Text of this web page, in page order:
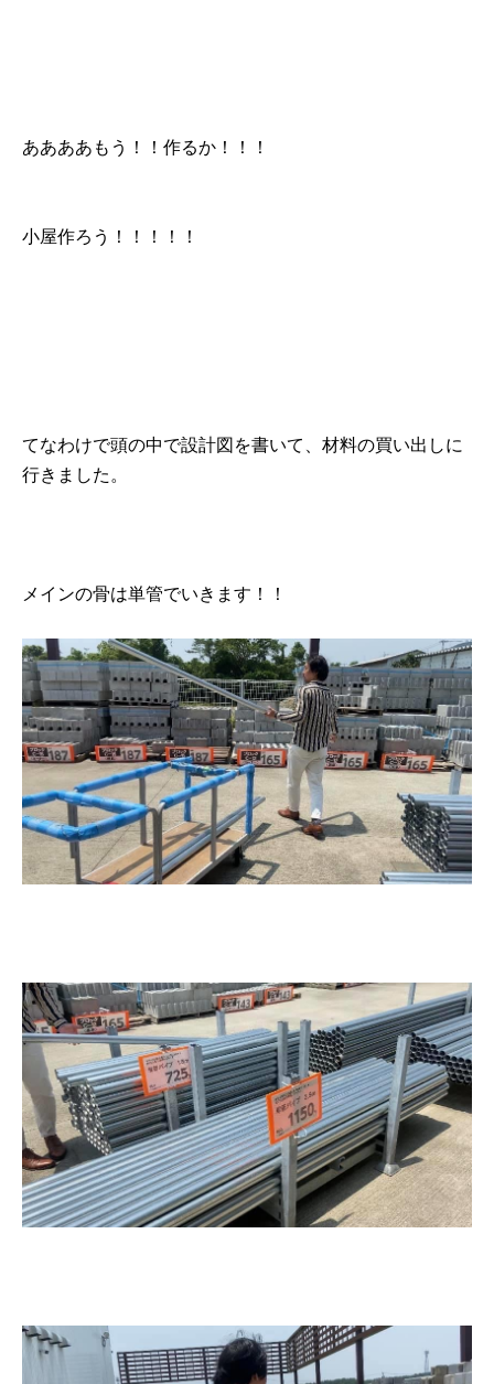
ああああもう！！作るか！！！
小屋作ろう！！！！！
てなわけで頭の中で設計図を書いて、材料の買い出しに
行きました。
メインの骨は単管でいきます！！